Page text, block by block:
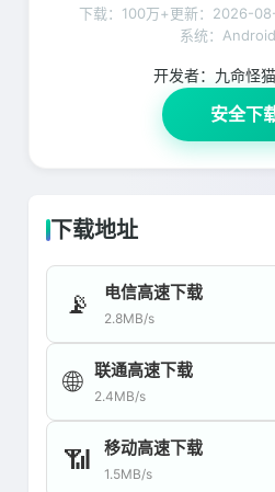
下载：100万+更新： 2026-
系统：
开发者： 九命怪
安全下
下载地址
📡 电信高速下载
2.8MB/s
🌐 联通高速下载
2.4MB/s
📶 移动高速下载
1.5MB/s